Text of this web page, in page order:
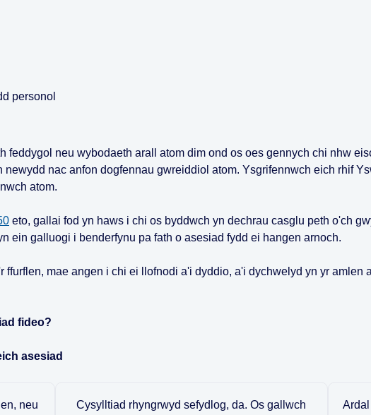
personol
feddygol neu wybodaeth arall atom dim ond os oes gennych chi nhw
newydd nac anfon dogfennau gwreiddiol atom. Ysgrifennwch eich rhif
atom.
eto, gallai fod yn haws i chi os byddwch yn dechrau casglu peth o'ch
ein galluogi i benderfynu pa fath o asesiad fydd ei hangen arnoch.
mae angen i chi ei llofnodi a'i dyddio, a'i dychwelyd yn yr amlen
fideo?
asesiad
neu Cysylltiad rhyngrwyd sefydlog, da. Os gallwch